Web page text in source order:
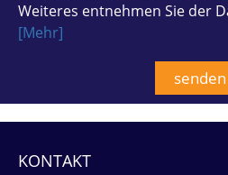
Weiteres entnehmen Sie der
[Mehr]
KONTAKT